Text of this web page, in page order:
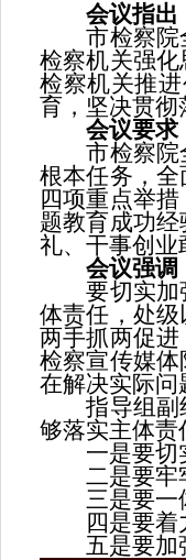
会议指出
市检察院全
检察机关强
检察机关推
育，坚决贯彻
会议要求
市检察院全
根本任务，
四项重点举
题教育成功
礼、干事创业
会议强调
要切实加强
体责任，处
两手抓两促
检察宣传媒
在解决实际问
指导组副组
够落实主体责
一是要切实
二是要牢牢
三是要一体
四是要着力
五是要加强